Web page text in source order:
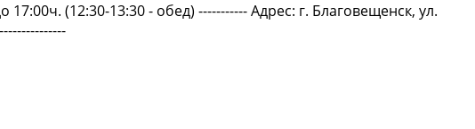
17:00ч. (12:30-13:30 - обед) ----------- Адрес: г. Благовещенск, ул.